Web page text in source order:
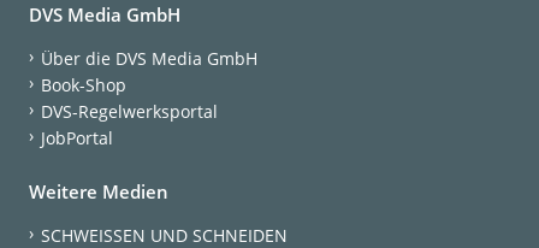
DVS Media GmbH
Über die DVS Media GmbH
Book-Shop
DVS-Regelwerksportal
JobPortal
Weitere Medien
SCHWEISSEN UND SCHNEIDEN